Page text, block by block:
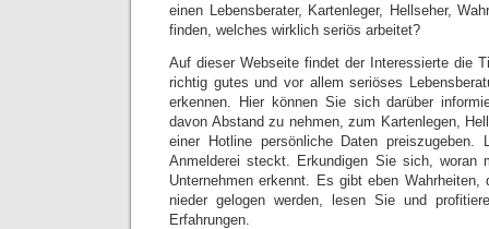
einen Lebensberater, Kartenleger, Hellseher,
finden, welches wirklich seriös arbeitet?
Auf dieser Webseite findet der Interessierte die
richtig gutes und vor allem seriöses
erkennen. Hier können Sie sich darüber
davon Abstand zu nehmen, zum Kartenlegen,
einer Hotline persönliche Daten
Anmelderei steckt. Erkundigen Sie sich, woran
Unternehmen erkennt. Es gibt eben
nieder gelogen werden, lesen Sie und
Erfahrungen.